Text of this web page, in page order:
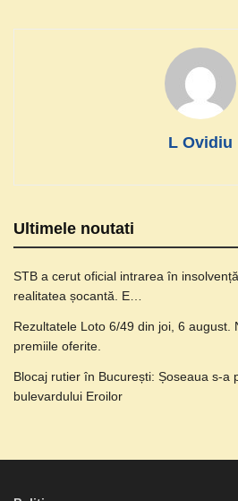
L Ovidiu
Ultimele noutati
STB a cerut oficial intrarea în
realitatea șocantă. E…
Rezultatele Loto 6/49 din joi, 6 august.
premiile oferite.
Blocaj rutier în București: Șoseaua s-a
bulevardului Eroilor